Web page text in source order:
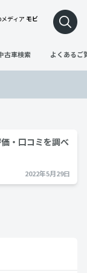
ディア モビ
古車検索 よくあるご
・口コミを調べ
2022年5月29日